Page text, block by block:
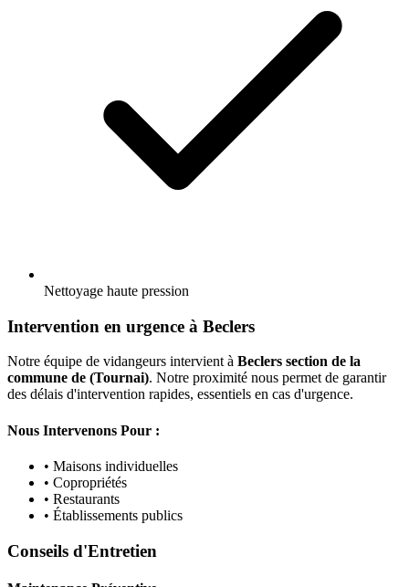
Nettoyage haute pression
Intervention en urgence à Beclers
Notre équipe de vidangeurs intervient à Beclers section de la
commune de (Tournai). Notre proximité nous permet de garantir
des délais d'intervention rapides, essentiels en cas d'urgence.
Nous Intervenons Pour :
• Maisons individuelles
• Copropriétés
• Restaurants
• Établissements publics
Conseils d'Entretien